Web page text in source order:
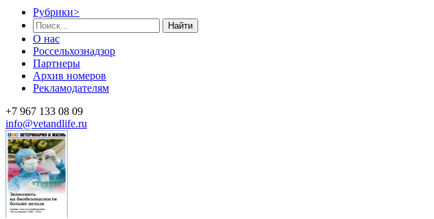
Рубрики>
Найти
О нас
Россельхознадзор
Партнеры
Архив номеров
Рекламодателям
+7 967 133 08 09
info@vetandlife.ru